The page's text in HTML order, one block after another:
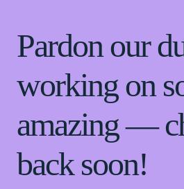
Pardon our
working on
amazing —
back soon!